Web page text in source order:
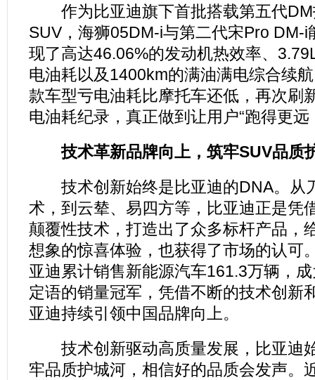
作为比亚迪旗下首批搭载第五代DM
SUV，海狮05DM-i与第二代宋Pro DM-i
现了高达46.06%的发动机热效率、
电油耗以及1400km的满油满电综合续
款车型亏电油耗比摩托车还低，再次刷
电油耗纪录，真正做到让用户“跑得更远
技术革新品牌向上，筑牢SUV品质
技术创新始终是比亚迪的DNA。从
术，到云辇、易四方等，比亚迪正是凭
颠覆性技术，打造出了众多标杆产品，
想象的惊喜体验，也获得了市场的认可
亚迪累计销售新能源汽车161.3万辆，
定语的销量冠军，凭借不断的技术创新
亚迪持续引领中国品牌向上。
技术创新驱动高质量发展，比亚迪
牢品质护城河，相信好的品质会发声。